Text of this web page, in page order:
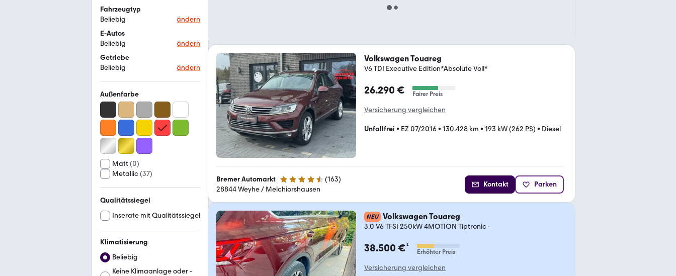
Fahrzeugtyp
Beliebig
ändern
E-Autos
Beliebig
ändern
Getriebe
Beliebig
ändern
Außenfarbe
Matt (0)
Metallic(37)
Qualitätssiegel
Inserate mit Qualitätssiegel
Klimatisierung
Beliebig
Keine Klimaanlage oder -
Volkswagen Touareg
V6 TDI Executive Edition*Absolute Voll*
26.290 € Fairer Preis
Versicherung vergleichen
Unfallfrei • EZ 07/2016• 130.428 km • 193 kW (262 PS) • Diesel
Bremer Automarkt 4.7 Sterne (163)
28844 Weyhe / Melchiorshausen
Kontakt Parken
NEU Volkswagen Touareg
3.0 V6 TFSI 250kW 4MOTION Tiptronic -
38.500 €¹
Erhöhter Preis
Versicherung vergleichen